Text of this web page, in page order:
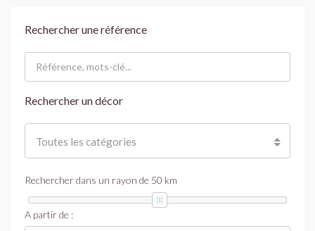
Rechercher une référence
Rechercher un décor
Toutes les catégories
Rechercher dans un rayon de 50 km
A partir de :